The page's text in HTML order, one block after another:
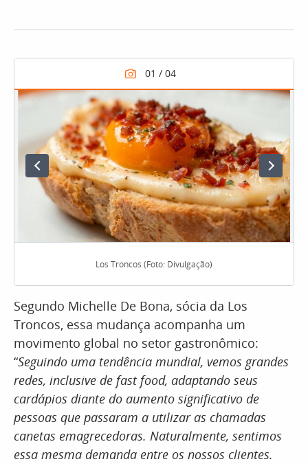
Los Troncos (Foto: Divulgação)
Segundo Michelle De Bona, sócia da Los
Troncos, essa mudança acompanha um
movimento global no setor gastronômico:
“Seguindo uma tendência mundial, vemos grandes
redes, inclusive de fast food, adaptando seus
cardápios diante do aumento significativo de
pessoas que passaram a utilizar as chamadas
canetas emagrecedoras. Naturalmente, sentimos
essa mesma demanda entre os nossos clientes.